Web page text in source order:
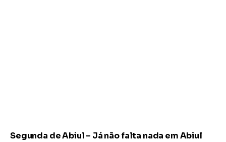
Segunda de Abiul – Já não falta nada em Abiul